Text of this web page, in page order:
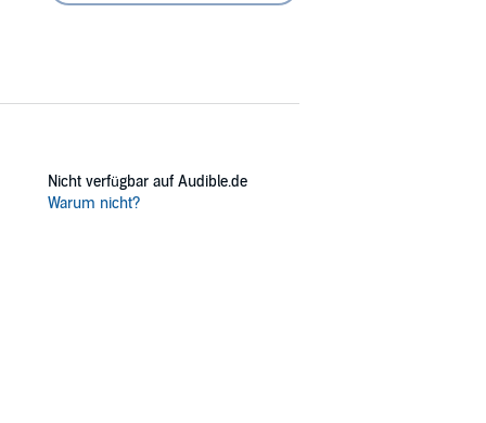
Nicht verfügbar auf Audible.de
Warum nicht?